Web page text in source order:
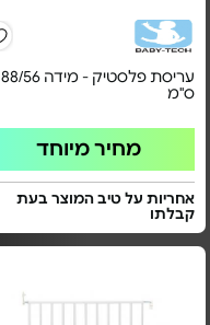
עריסת פלסטיק - מידה 88/56
ס"מ
מחיר מיוחד
אחריות על טיב המוצר בעת
קבלתו